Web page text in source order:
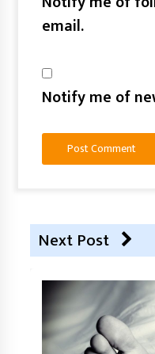
email.
Notify me of
Next Post